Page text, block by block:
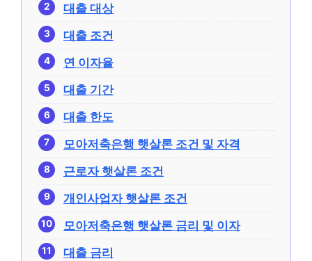
대출 대상
대출 조건
연 이자율
대출 기간
대출 한도
모아저축은행 햇살론 조건 및 자격
근로자 햇살론 조건
개인사업자 햇살론 조건
모아저축은행 햇살론 금리 및 이자
대출 금리